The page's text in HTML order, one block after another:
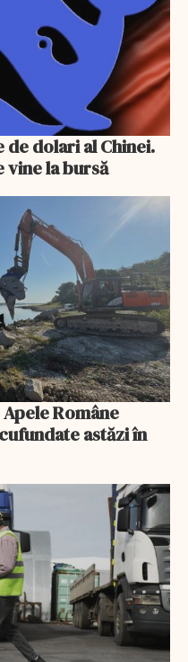
de dolari al Chinei.
vine la bursă
Române
astăzi în